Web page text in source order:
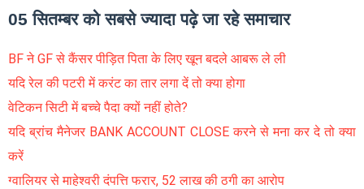
05 सितम्बर को सबसे ज्यादा पढ़े जा रहे समाचार
BF ने GF से कैंसर पीड़ित पिता के लिए खून बदले आबरू ले ली
यदि रेल की पटरी में करंट का तार लगा दें तो क्या होगा
वेटिकन सिटी में बच्चे पैदा क्यों नहीं होते?
यदि ब्रांच मैनेजर BANK ACCOUNT CLOSE करने से मना कर दे तो क्या
करें
ग्वालियर से माहेश्वरी दंपत्ति फरार, 52 लाख की ठगी का आरोप